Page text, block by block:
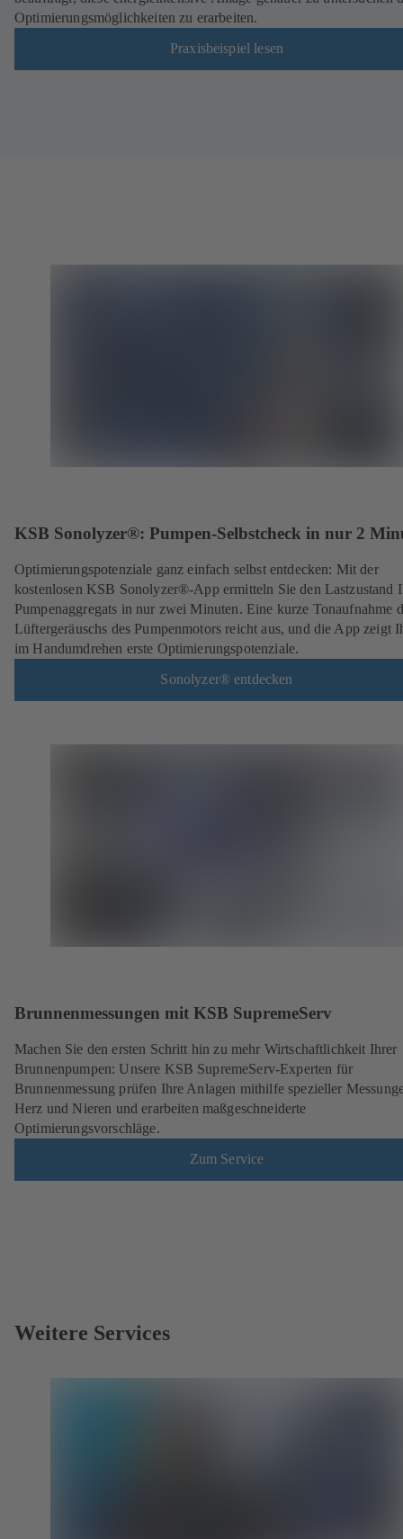
Optimierungsmöglichkeiten zu erarbeiten.
Praxisbeispiel lesen
KSB Sonolyzer®: Pumpen-Selbstcheck in nur 2
Optimierungspotenziale ganz einfach selbst entdecken: Mit der
kostenlosen KSB Sonolyzer®-App ermitteln Sie den Lastzustand
Pumpenaggregats in nur zwei Minuten. Eine kurze Tonaufnahme
Lüftergeräuschs des Pumpenmotors reicht aus, und die App zeigt
im Handumdrehen erste Optimierungspotenziale.
Sonolyzer® entdecken
Brunnenmessungen mit KSB SupremeServ
Machen Sie den ersten Schritt hin zu mehr Wirtschaftlichkeit Ihrer
Brunnenpumpen: Unsere KSB SupremeServ-Experten für
Brunnenmessung prüfen Ihre Anlagen mithilfe spezieller
Herz und Nieren und erarbeiten maßgeschneiderte
Optimierungsvorschläge.
Zum Service
Weitere Services